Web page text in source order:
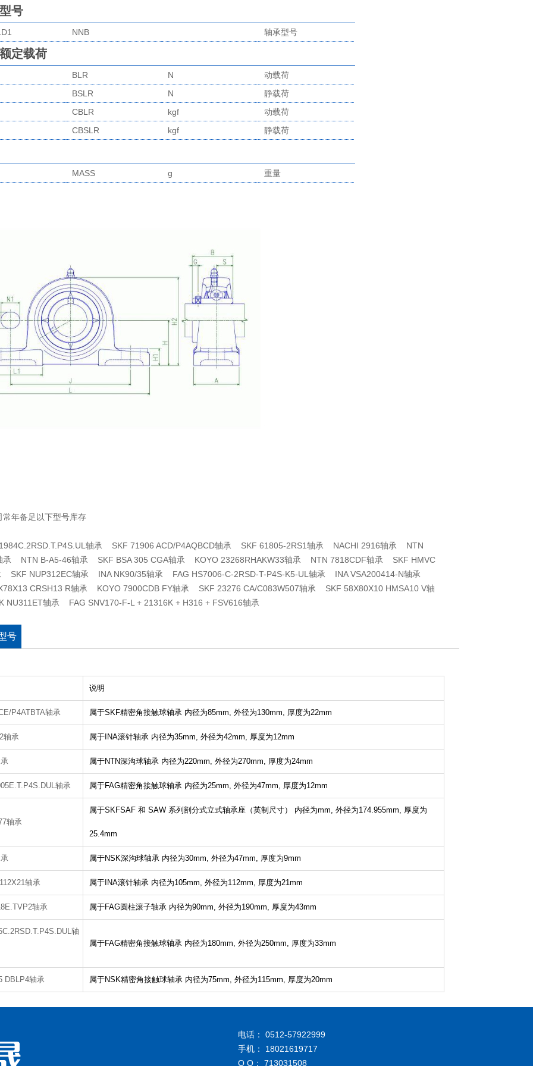
号
NNB 轴承型号
定载荷
BLR N
动载荷
BSLR
N
静载荷
CBLR
kgf
动载荷
CBSLR
kgf 静载荷
MASS g 重量
常年备足以下型号库存
轴承 SKF 71906 ACD/P4AQBCD轴承 SKF 61805-2RS1轴承 NACHI 2916轴承 NTN
承 NTN B-A5-46轴承 SKF BSA 305 CGA轴承 KOYO 23268RHAKW33轴承 NTN 7818CDF轴承 SKF HMVC
SKF NUP312EC轴承 INA NK90/35轴承 FAG HS7006-C-2RSD-T-P4S-K5-UL轴承 INA VSA200414-N轴承
CRSH13 R轴承 KOYO 7900CDB FY轴承 SKF 23276 CA/C083W507轴承 SKF 58X80X10 HMSA10 V轴
轴承 FAG SNV170-F-L + 21316K + H316 + FSV616轴承
号
说明
P4ATBTA轴承 属于SKF精密角接触球轴承 内径为85mm, 外径为130mm, 厚度为22mm
轴承 属于INA滚针轴承 内径为35mm, 外径为42mm, 厚度为12mm
属于NTN深沟球轴承 内径为220mm, 外径为270mm, 厚度为24mm
轴承 属于FAG精密角接触球轴承 内径为25mm, 外径为47mm, 厚度为12mm
轴承
属于SKFSAF 和 SAW 系列剖分式立式轴承座（英制尺寸） 内径为mm, 外径为174.955mm, 厚度为
25.4mm
属于NSK深沟球轴承 内径为30mm, 外径为47mm, 厚度为9mm
轴承 属于INA滚针轴承 内径为105mm, 外径为112mm, 厚度为21mm
轴承 属于FAG圆柱滚子轴承 内径为90mm, 外径为190mm, 厚度为43mm
轴
属于FAG精密角接触球轴承 内径为180mm, 外径为250mm, 厚度为33mm
DBLP4轴承 属于NSK精密角接触球轴承 内径为75mm, 外径为115mm, 厚度为20mm
电话： 0512-57922999
手机： 18021619717
Q Q： 713031508